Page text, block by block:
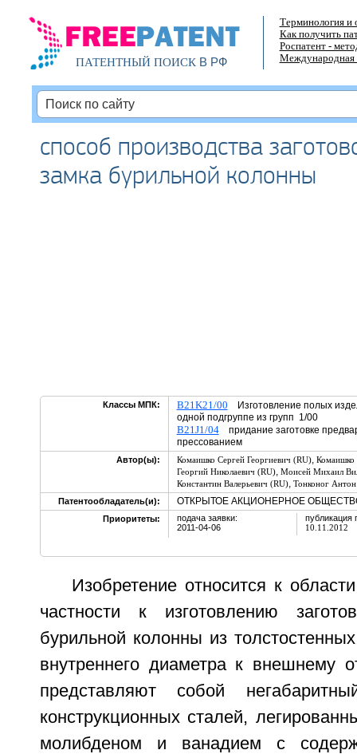
ПАТЕНТНЫЙ ПОИСКВ РФ
Терминология и
Как получить
Роспатент -
Международная
способ производства
замка бурильной колонны
Классы МПК: B21K21/00 Изготовление полых
одной подгруппе из групп 1/00
B21J1/04придание заготовке
прессованием
Автор(ы): Комаишко Сергей Георгиевич (RU), Комаишко
Георгий Николаевич (RU), Моисей Михаил
Константин Валерьевич (RU), Тонконог
Патентообладатель(и):
ОТКРЫТОЕ АКЦИОНЕРНОЕ
Приоритеты:
подача заявки:
2011-04-06
публикация
10.11.2012
Изобретение относится к
частности к изготовлению
бурильной колонны из
внутреннего диаметра к внешнему
представляют собой
конструкционных сталей,
молибденом и ванадием с